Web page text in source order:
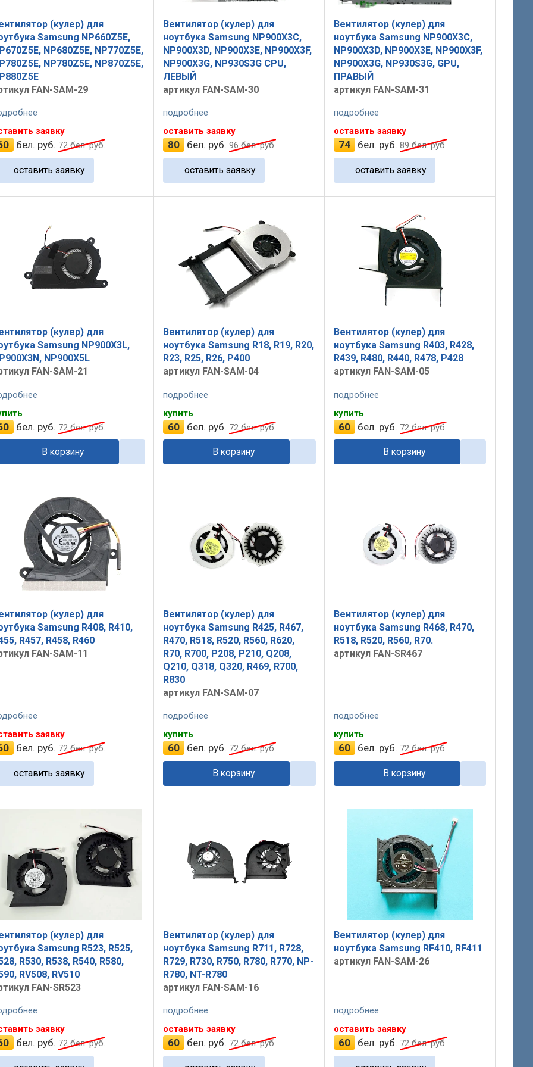
(кулер) для
Samsung NP660Z5E,
NP680Z5E, NP770Z5E,
NP780Z5E, NP870Z5E,
FAN-SAM-29
заявку
бел. руб. 72бел. руб.
оставить заявку
Вентилятор (кулер) для
ноутбука Samsung NP900X3C,
NP900X3D, NP900X3E, NP900X3F,
NP900X3G, NP930S3G CPU,
ЛЕВЫЙ
артикул FAN-SAM-30
подробнее
оставить заявку
80 бел. руб. 96бел. руб.
оставить заявку
Вентилятор (кулер) для
ноутбука Samsung NP900X3C,
NP900X3D, NP900X3E, NP900X3F,
NP900X3G, NP930S3G, GPU,
ПРАВЫЙ
артикул FAN-SAM-31
подробнее
оставить заявку
74 бел. руб. 89бел. руб.
оставить заявку
(кулер) для
Samsung NP900X3L,
NP900X5L
FAN-SAM-21
бел. руб. 72бел. руб.
В корзину
Вентилятор (кулер) для
ноутбука Samsung R18, R19, R20,
R23, R25, R26, P400
артикул FAN-SAM-04
подробнее
купить
60 бел. руб. 72бел. руб.
В корзину
Вентилятор (кулер) для
ноутбука Samsung R403, R428,
R439, R480, R440, R478, P428
артикул FAN-SAM-05
подробнее
купить
60 бел. руб. 72бел. руб.
В корзину
(кулер) для
Samsung R408, R410,
R457, R458, R460
FAN-SAM-11
заявку
бел. руб. 72бел. руб.
оставить заявку
Вентилятор (кулер) для
ноутбука Samsung R425, R467,
R470, R518, R520, R560, R620,
R70, R700, P208, P210, Q208,
Q210, Q318, Q320, R469, R700,
R830
артикул FAN-SAM-07
подробнее
купить
60 бел. руб. 72бел. руб.
В корзину
Вентилятор (кулер) для
ноутбука Samsung R468, R470,
R518, R520, R560, R70.
артикул FAN-SR467
подробнее
купить
60 бел. руб. 72бел. руб.
В корзину
(кулер) для
Samsung R523, R525,
R530, R538, R540, R580,
RV508, RV510
FAN-SR523
заявку
бел. руб. 72бел. руб.
Вентилятор (кулер) для
ноутбука Samsung R711, R728,
R729, R730, R750, R780, R770, NP-
R780, NT-R780
артикул FAN-SAM-16
подробнее
оставить заявку
60 бел. руб. 72бел. руб.
Вентилятор (кулер) для
ноутбука Samsung RF410, RF411
артикул FAN-SAM-26
подробнее
оставить заявку
60 бел. руб. 72бел. руб.